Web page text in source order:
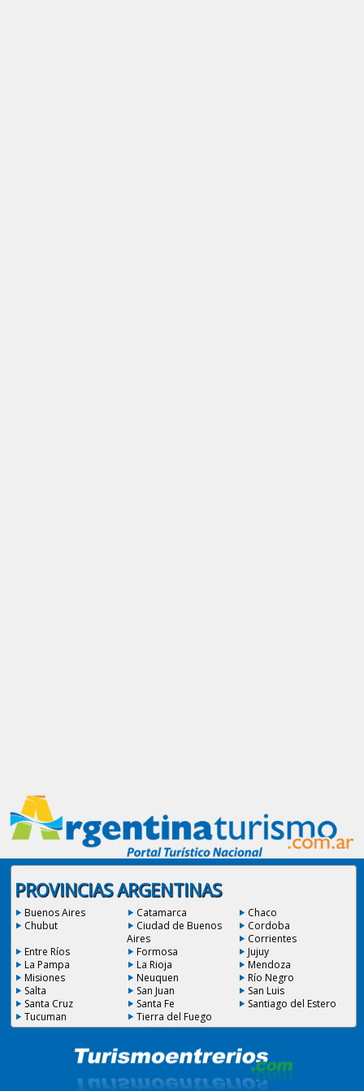
PROVINCIAS ARGENTINAS
Buenos Aires Catamarca
Chaco
Chubut
Ciudad de Buenos
Aires
Cordoba
Corrientes
Entre Ríos
Formosa
Jujuy
La Pampa
La Rioja
Mendoza
Misiones
Neuquen
Río Negro
Salta
San Juan
San Luis
Santa Cruz
Santa Fe
Santiago del Estero
Tucuman
Tierra del Fuego